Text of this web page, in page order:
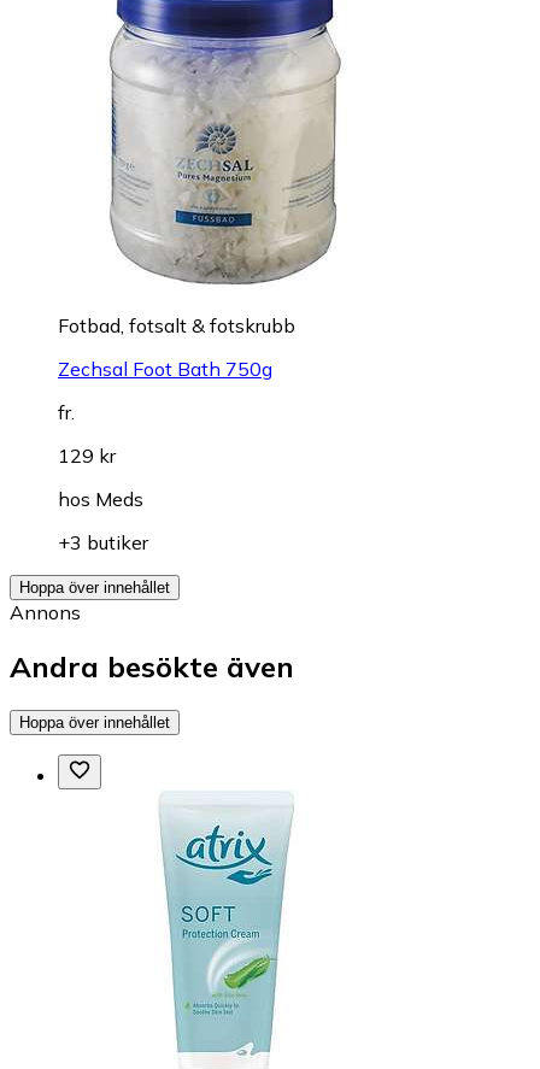
Fotbad, fotsalt & fotskrubb
Zechsal Foot Bath 750g
fr.
129 kr
hos Meds
+3 butiker
Hoppa över innehållet
Annons
Andra besökte även
Hoppa över innehållet